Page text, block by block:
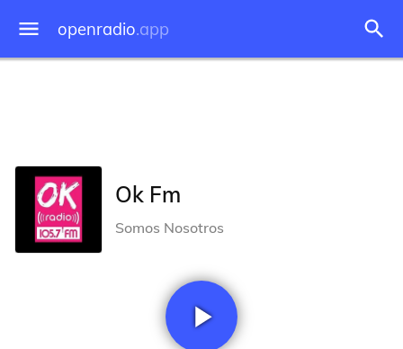
openradio.app
Ok Fm
Somos Nosotros